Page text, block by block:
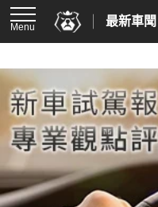
Menu 最新車聞